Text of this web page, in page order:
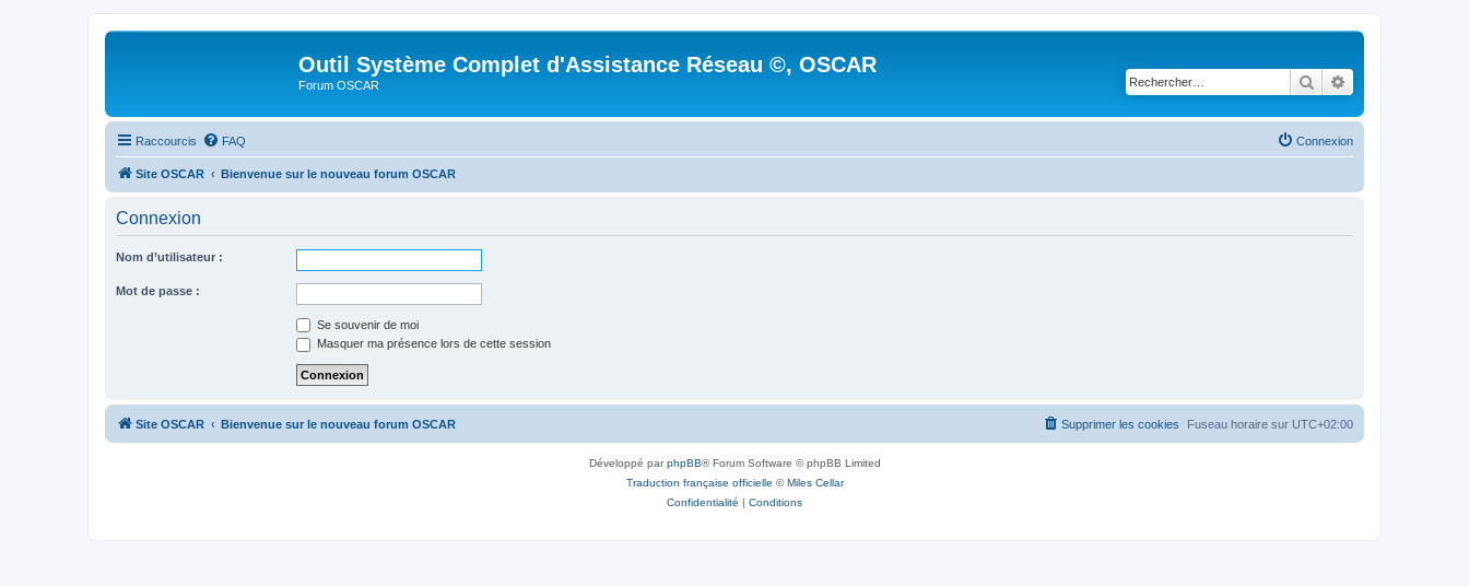
Outil Système Complet d'Assistance Réseau ©, OSCAR
Forum OSCAR Rechercher
Raccourcis FAQ Connexion
Site OSCAR Bienvenue sur le nouveau forum OSCAR
Connexion
Nom d’utilisateur :
Mot de passe :
Se souvenir de moi
Masquer ma présence lors de cette session
Site OSCAR Bienvenue sur le nouveau forum OSCAR Fuseau horaire sur UTC+02:00
Supprimer les cookies
Développé parphpBB® Forum Software © phpBB Limited
Traduction française officielle ©Miles Cellar
Confidentialité | Conditions